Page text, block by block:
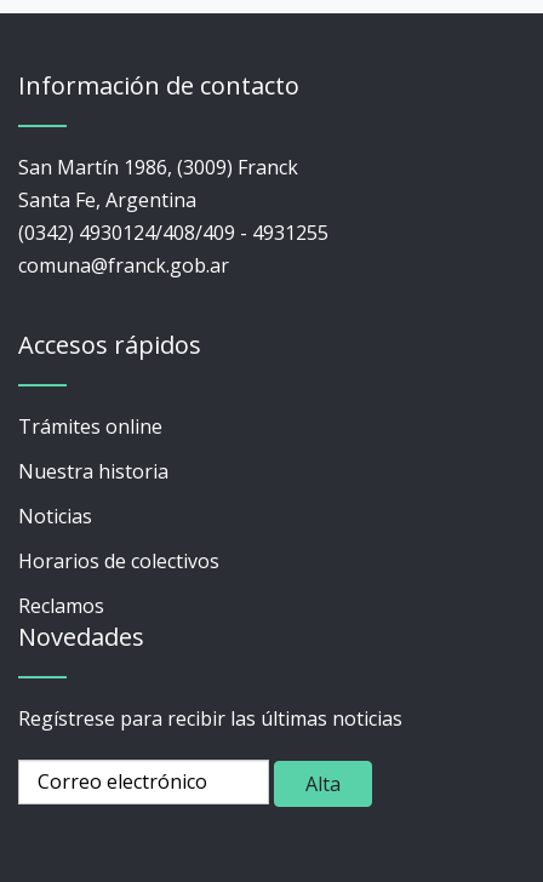
Información de contacto
San Martín 1986, (3009) Franck
Santa Fe, Argentina
(0342) 4930124/408/409 - 4931255
comuna@franck.gob.ar
Accesos rápidos
Trámites online
Nuestra historia
Noticias
Horarios de colectivos
Reclamos
Novedades
Regístrese para recibir las últimas noticias